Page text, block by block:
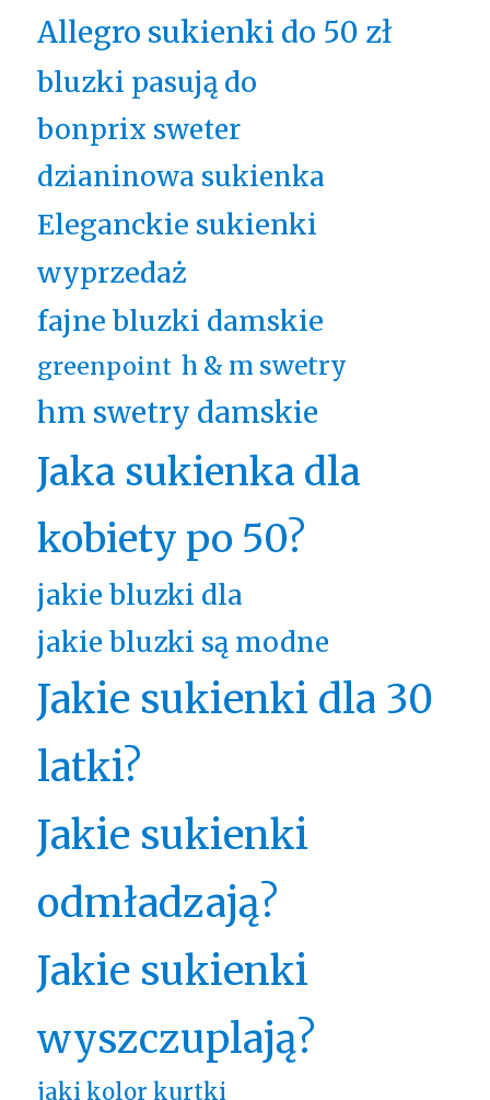
Allegro sukienki do 50 zł
bluzki pasują do
bonprix sweter
dzianinowa sukienka
Eleganckie sukienki
wyprzedaż
fajne bluzki damskie
greenpoint h & m swetry
hm swetry damskie
Jaka sukienka dla
kobiety po 50?
jakie bluzki dla
jakie bluzki są modne
Jakie sukienki dla 30
latki?
Jakie sukienki
odmładzają?
Jakie sukienki
wyszczuplają?
jaki kolor kurtki